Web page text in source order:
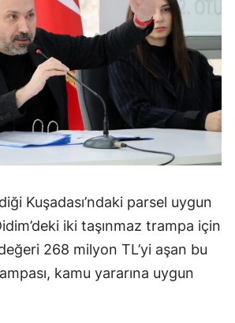
Kuşadası’ndaki parsel uygun
iki taşınmaz trampa için
268 milyon TL’yi aşan bu
kamu yararına uygun